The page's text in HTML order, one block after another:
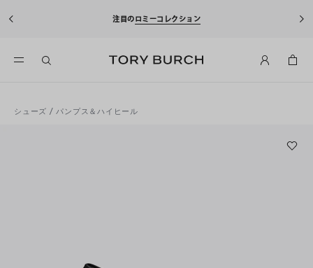
注目のロミーコレクション
シューズ /パンプス＆ハイヒール